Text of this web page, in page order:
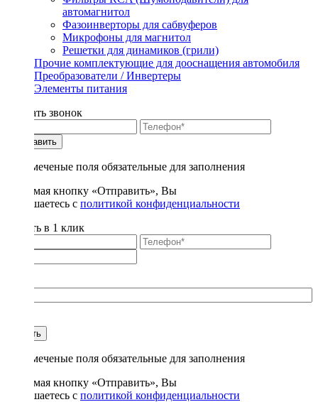
автомагнитол
Фазоинверторы для сабвуферов
Микрофоны для магнитол
Решетки для динамиков (грили)
Прочие комплектующие для дооснащения автомобиля
Преобразователи / Инвертеры
Элементы питания
Заказать звонок
Отправить
* - отмеченые поля обязательные для заполнения
Нажимая кнопку «Отправить», Вы
соглашаетесь с политикой конфиденциальности
Купить в 1 клик
Купить
* - отмеченые поля обязательные для заполнения
Нажимая кнопку «Отправить», Вы
соглашаетесь с политикой конфиденциальности